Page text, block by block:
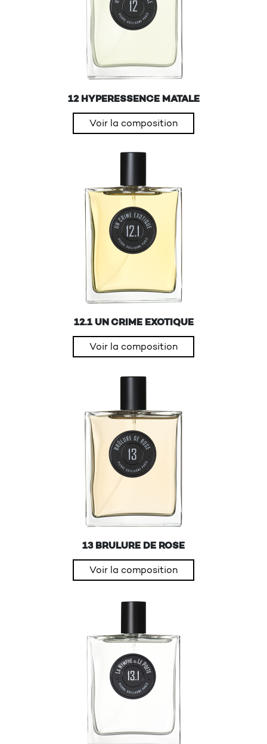
12 HYPERESSENCE MATALE
Voir la composition
12.1 UN CRIME EXOTIQUE
Voir la composition
13 BRULURE DE ROSE
Voir la composition